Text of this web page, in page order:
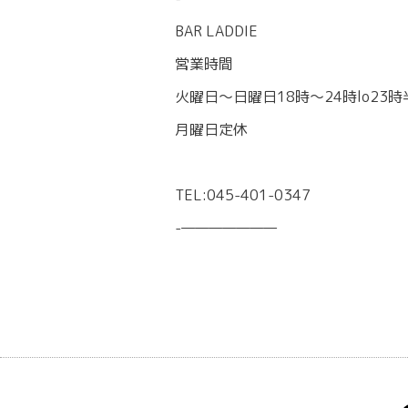
BAR LADDIE
営業時間
火曜日〜日曜日18時〜24時lo23時
月曜日定休
TEL:045-401-0347
-———————